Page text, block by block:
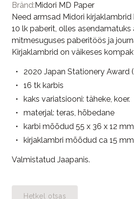
Bränd: Midori MD Paper
Need armsad Midori
10 lk paberit, olles asendamatuks
mitmesuguses paberitöös ja
Kirjaklambrid on väikeses
2020 Japan Stationery Award
16 tk karbis
kaks variatsiooni: täheke, koer.
materjal: teras, hõbedane
karbi mõõdud 55 x 36 x 12 mm
kirjaklambri mõõdud ca 15 mm
Valmistatud Jaapanis.
Hetkel otsas